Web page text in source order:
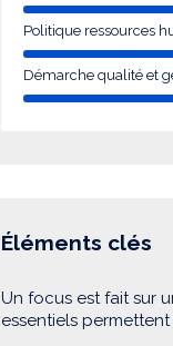
Politique ressources
Démarche qualité et
Éléments clés
Un focus est fait sur
essentiels